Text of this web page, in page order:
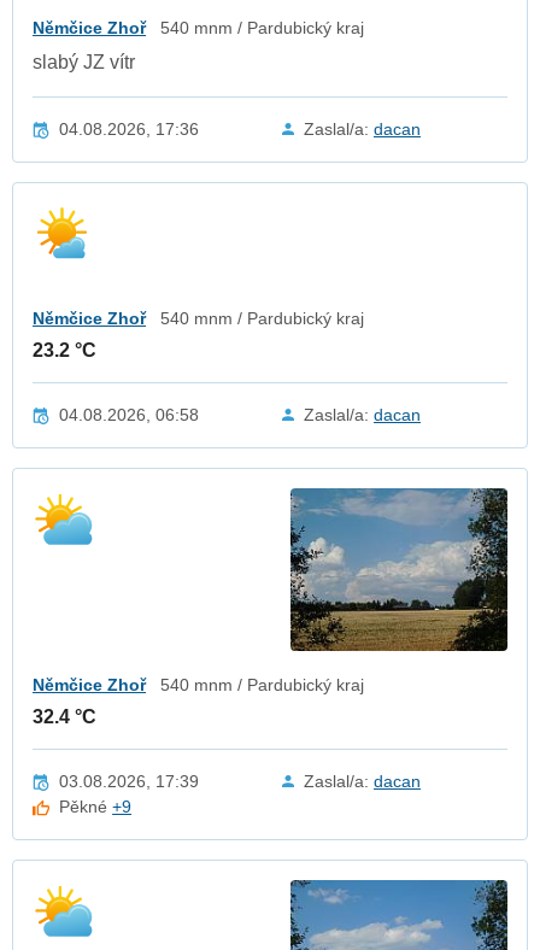
Němčice Zhoř 540 mnm / Pardubický kraj
slabý JZ vítr
04.08.2026, 17:36 Zaslal/a: dacan
Němčice Zhoř 540 mnm / Pardubický kraj
23.2 °C
04.08.2026, 06:58 Zaslal/a: dacan
Němčice Zhoř 540 mnm / Pardubický kraj
32.4 °C
03.08.2026, 17:39 Zaslal/a: dacan
Pěkné+9